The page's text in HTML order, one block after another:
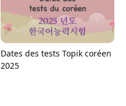
Dates des tests Topik coréen
2025